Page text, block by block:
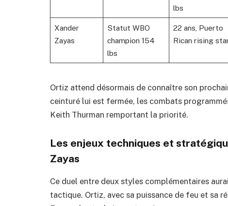
lbs
Xander
Zayas
Statut WBO
champion 154
lbs
22 ans, Puerto
Rican rising
Ortiz attend désormais de connaître son
ceinturé lui est fermée, les combats
Keith Thurman remportant la priorité.
Les enjeux techniques et
Zayas
Ce duel entre deux styles complémentaires
tactique. Ortiz, avec sa puissance de feu et sa